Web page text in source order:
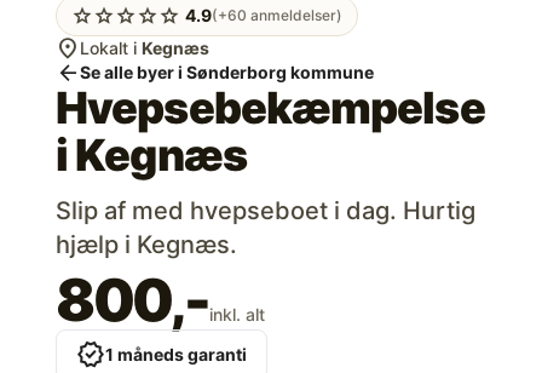
starstarstarstarstar 4.9(+60 anmeldelser)
location_on Lokalt i Kegnæs
arrow_backSe alle byer i Sønderborg kommune
Hvepsebekæmpelse
iKegnæs
Slip af med hvepseboet i dag. Hurtig
hjælp i Kegnæs.
800,-inkl. alt
verified1 måneds garanti